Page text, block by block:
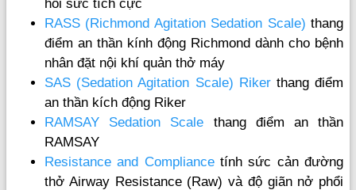
hồi sức tích cực
RASS (Richmond Agitation Sedation Scale) thang
điểm an thần kính động Richmond dành cho bệnh
nhân đặt nội khí quản thở máy
SAS (Sedation Agitation Scale) Rikerthang điểm
an thần kích động Riker
RAMSAY Sedation Scale thang điểm an thần
RAMSAY
Resistance and Compliancetính sức cản đường
thở Airway Resistance (Raw) và độ giãn nở phổi